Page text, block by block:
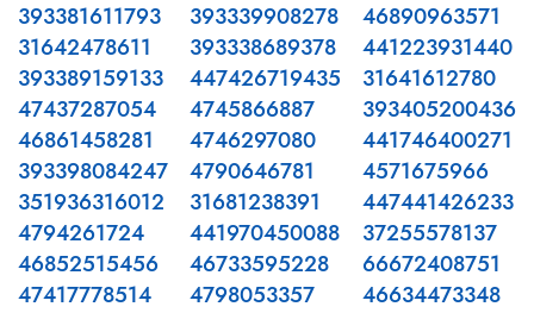
393381611793
31642478611
393389159133
47437287054
46861458281
393398084247
351936316012
4794261724
46852515456
47417778514
393339908278
393338689378
447426719435
4745866887
4746297080
4790646781
31681238391
441970450088
46733595228
4798053357
46890963571
441223931440
31641612780
393405200436
441746400271
4571675966
447441426233
37255578137
66672408751
46634473348